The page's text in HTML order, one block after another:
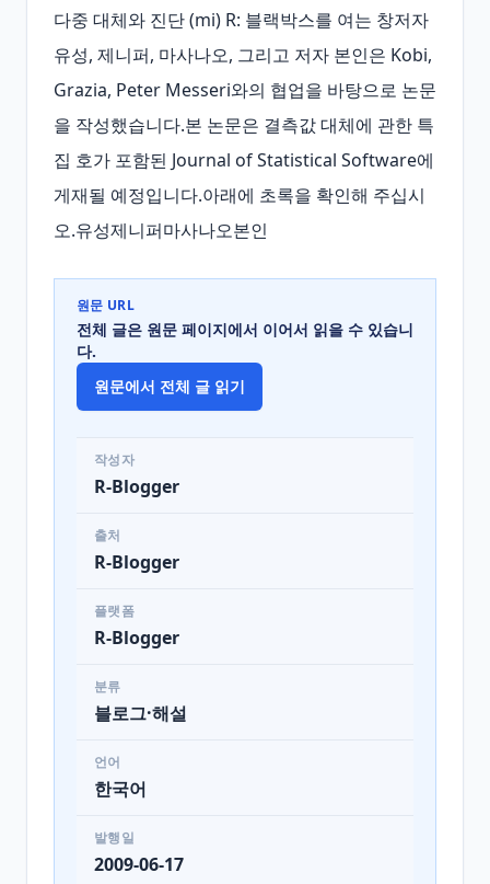
다중 대체와 진단 (mi) R: 블랙박스를 여는 창저자
유성, 제니퍼, 마사나오, 그리고 저자 본인은 Kobi,
Grazia, Peter Messeri와의 협업을 바탕으로 논문
을 작성했습니다.본 논문은 결측값 대체에 관한 특
집 호가 포함된 Journal of Statistical Software에
게재될 예정입니다.아래에 초록을 확인해 주십시
오.유성제니퍼마사나오본인
원문 URL
전체 글은 원문 페이지에서 이어서 읽을 수 있습니
다.
원문에서 전체 글 읽기
작성자
R-Blogger
출처
R-Blogger
플랫폼
R-Blogger
분류
블로그·해설
언어
한국어
발행일
2009-06-17